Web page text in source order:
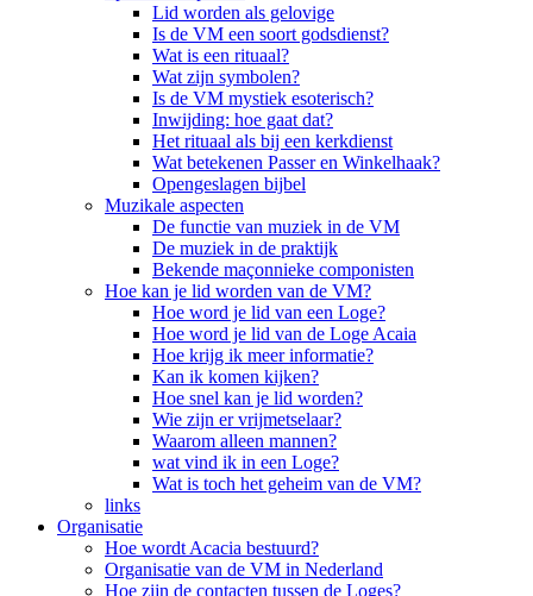
Lid worden als gelovige
Is de VM een soort godsdienst?
Wat is een rituaal?
Wat zijn symbolen?
Is de VM mystiek esoterisch?
Inwijding: hoe gaat dat?
Het rituaal als bij een kerkdienst
Wat betekenen Passer en Winkelhaak?
Opengeslagen bijbel
Muzikale aspecten
De functie van muziek in de VM
De muziek in de praktijk
Bekende maçonnieke componisten
Hoe kan je lid worden van de VM?
Hoe word je lid van een Loge?
Hoe word je lid van de Loge Acaia
Hoe krijg ik meer informatie?
Kan ik komen kijken?
Hoe snel kan je lid worden?
Wie zijn er vrijmetselaar?
Waarom alleen mannen?
wat vind ik in een Loge?
Wat is toch het geheim van de VM?
links
Organisatie
Hoe wordt Acacia bestuurd?
Organisatie van de VM in Nederland
Hoe zijn de contacten tussen de Loges?